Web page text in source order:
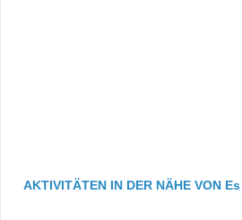
AKTIVITÄTEN IN DER NÄHE VON